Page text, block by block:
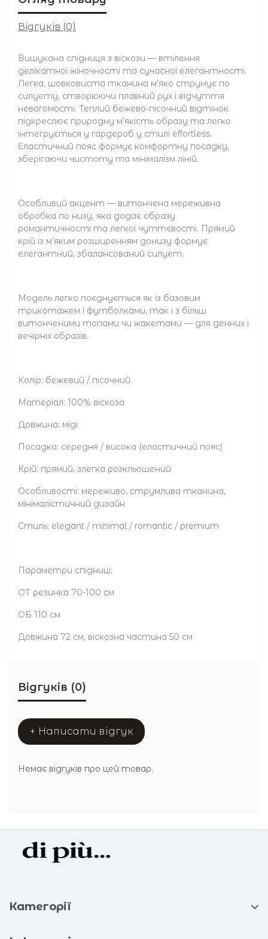
Відгуків (0)
Вишукана спідниця з віскози — втілення
делікатної жіночності та сучасної елегантності.
Легка, шовковиста тканина м’яко струмує по
силуету, створюючи плавний рух і відчуття
невагомості. Теплий бежево‑пісочний відтінок
підкреслює природну м’якість образу та легко
інтегрується у гардероб у стилі effortless.
Еластичний пояс формує комфортну посадку,
зберігаючи чистоту та мінімалізм ліній.
Особливий акцент — витончена мереживна
обробка по низу, яка додає образу
романтичності та легкої чуттєвості. Прямий
крій із м’яким розширенням донизу формує
елегантний, збалансований силует.
Модель легко поєднується як із базовим
трикотажем і футболками, так і з більш
витонченими топами чи жакетами — для денних і
вечірніх образів.
Колір: бежевий / пісочний
Матеріал: 100% віскоза
Довжина: міді
Посадка: середня / висока (еластичний пояс)
Крій: прямий, злегка розкльошений
Особливості: мереживо, струмлива тканина,
мінімалістичний дизайн
Стиль: elegant / minimal / romantic / premium
Параметри спідниці:
ОТ резинка 70-100 см
ОБ 110 см
Довжина 72 см, віскозна частина 50 см
Відгуків (0)
+ Написати відгук
Немає відгуків про цей товар.
Категорії